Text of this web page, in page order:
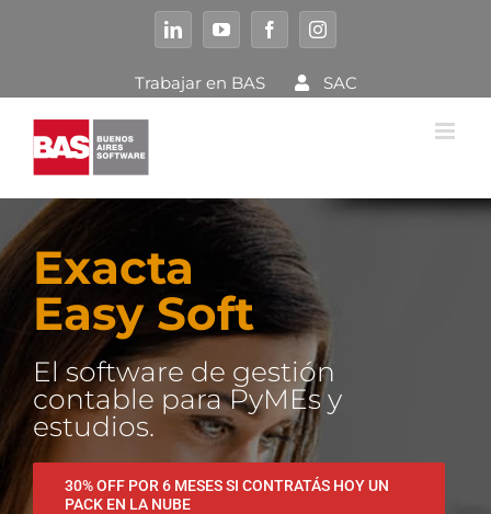
LinkedInYouTubeFacebookInstagram
Trabajar en BAS SAC
formulario
Exacta
Easy Soft
El software de gestión
contable para PyMEs y
estudios.
30% OFF POR 6 MESES SI CONTRATÁS HOY UN
PACK EN LA NUBE